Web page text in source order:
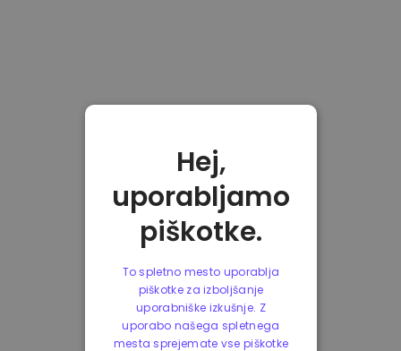
Hej,
uporabljamo
piškotke.
To spletno mesto uporablja
piškotke za izboljšanje
uporabniške izkušnje. Z
uporabo našega spletnega
mesta sprejemate vse piškotke